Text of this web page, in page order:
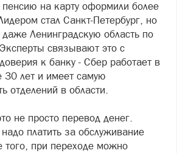
пенсию на карту оформили более
стал Санкт-Петербург, но
Ленинградскую область по
связывают это с
к банку - Сбер работает в
30 лет и имеет самую
отделений в области.
не просто перевод денег.
платить за обслуживание
при переходе можно